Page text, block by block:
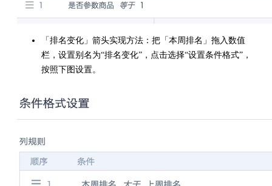
「排名变化」箭头实现方法：把「本周排名」拖入数值
栏，设置别名为“排名变化”，点击选择“设置条件格式”，
按照下图设置。